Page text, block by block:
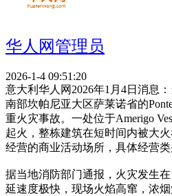
华人网管理员
2026-1-4 09:51:20
意大利华人网2026年1月4日消息
南部坎帕尼亚大区萨莱诺省的
重火灾事故。一处位于Amerigo
起火，整栋建筑在短时间内被大
经营的商业活动场所，具体经营类
据当地消防部门通报，火灾发生
延速度极快，现场火焰高窜，浓